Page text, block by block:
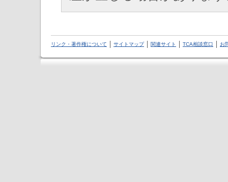
リンク・著作権について サイトマップ 関連サイト TCA相談窓口 お